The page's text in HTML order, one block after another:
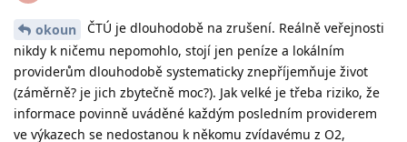
okoun
ČTÚ je dlouhodobě na zrušení. Reálně veřejnosti
nikdy k ničemu nepomohlo, stojí jen peníze a lokálním
providerům dlouhodobě systematicky znepříjemňuje život
(záměrně? je jich zbytečně moc?). Jak velké je třeba riziko, že
informace povinně uváděné každým posledním providerem
ve výkazech se nedostanou k někomu zvídavému z O2,